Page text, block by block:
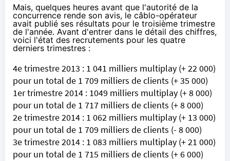
Mais, quelques heures avant que l'autorité de la
concurrence rende son avis, le câblo-opérateur
avait publié ses résultats pour le troisième trimestre
de l'année. Avant d'entrer dans le détail des chiffres,
voici l'état des recrutements pour les quatre
derniers trimestres :
4e trimestre 2013 : 1 041 milliers multiplay (+ 22 000)
pour un total de 1 709 milliers de clients (+ 35 000)
1er trimestre 2014 : 1049 milliers multiplay (+ 8 000)
pour un total de 1 717 milliers de clients (+ 8 000)
2e trimestre 2014 : 1 062 milliers multiplay (+ 13 000)
pour un total de 1 709 milliers de clients (- 8 000)
3e trimestre 2014 : 1 083 milliers multiplay (+ 21 000)
pour un total de 1 715 milliers de clients (+ 6 000)